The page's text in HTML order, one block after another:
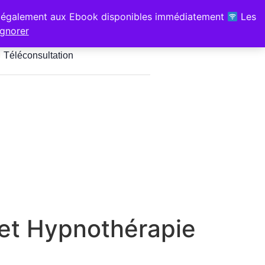
Sport & Santé" 1 bis chem de
Téléconsultation
Hypnothérapie
aux Ebook disponibles immédiatement
Les